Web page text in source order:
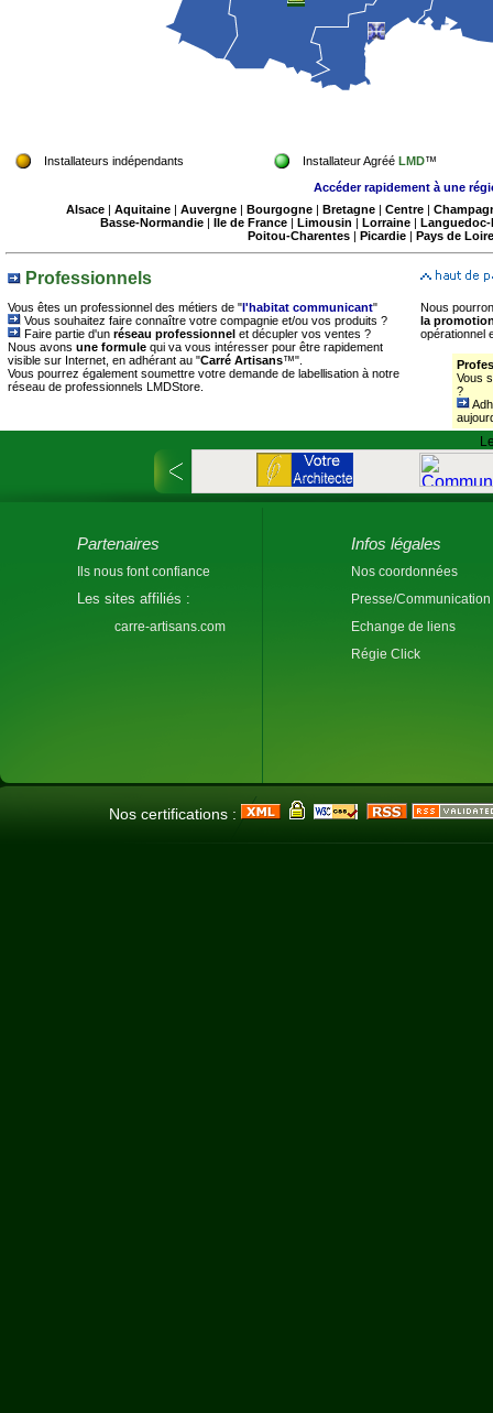
Installateurs indépendants Installateur Agréé LMD™
Accéder rapidement à une
Alsace | Aquitaine | Auvergne | Bourgogne | Bretagne | Centre |
Basse-Normandie | Ile de France | Limousin | Lorraine |
Poitou-Charentes| Picardie| Pays de Loire
Professionnels
Vous êtes un professionnel des métiers de "l'habitat communicant"
Vous souhaitez faire connaître votre compagnie et/ou vos produits ?
Faire partie d'un réseau professionnel et décupler vos ventes ?
Nous avons une formule qui va vous intéresser pour être rapidement
visible sur Internet, en adhérant au "Carré Artisans™".
Vous pourrez également soumettre votre demande de labellisation à notre
réseau de professionnels LMDStore.
Nous
la
opérationnel
Vous
?
Partenaires
Ils nous font confiance
Les sites affiliés :
carre-artisans.com
Infos légales
Nos coordonnées
Presse/Communication
Echange de liens
Régie Click
Nos certifications :